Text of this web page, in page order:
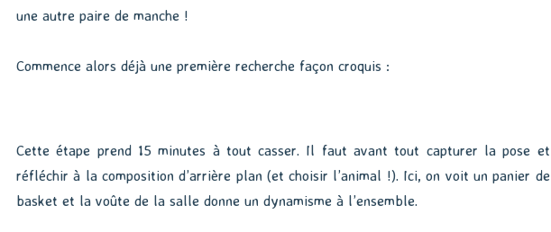
une autre paire de manche !
Commence alors déjà une première recherche façon croquis :
Cette étape prend 15 minutes à tout casser. Il faut avant tout capturer la pose et
réfléchir à la composition d’arrière plan (et choisir l’animal !). Ici, on voit un panier de
basket et la voûte de la salle donne un dynamisme à l’ensemble.